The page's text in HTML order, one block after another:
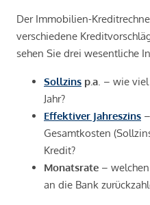
Der Immobilien-
verschiedene
sehen Sie drei wesentliche
Sollzins p.a . – wie
Jahr?
Effektiver Jahreszins
Gesamtkosten
Kredit?
Monatsrate –
an die Bank